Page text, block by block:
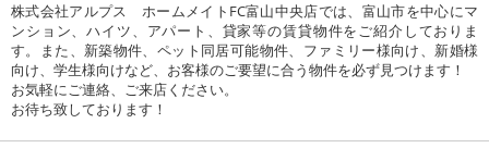
株式会社アルプス ホームメイトFC富山中央店では、富山市を中心にマ
ンション、ハイツ、アパート、貸家等の賃貸物件をご紹介しておりま
す。また、新築物件、ペット同居可能物件、ファミリー様向け、新婚様
向け、学生様向けなど、お客様のご要望に合う物件を必ず見つけます！
お気軽にご連絡、ご来店ください。
お待ち致しております！